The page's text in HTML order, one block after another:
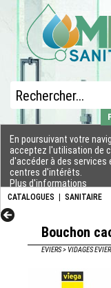
CATALOGUES SANITAIRE
En poursuivant votre
acceptez l'utilisation de
d'accéder à des
centres d'intérêts.
Plus d'informations